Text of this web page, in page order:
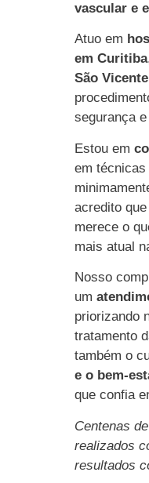
vascular e
Atuo em
em Curitiba
São Vicente
segurança
Estou em
em
acredito
merece o
mais atual
Nosso
um
priorizando
tratamento
também o
e o bem-
que confia
Centenas
realizados
resultados